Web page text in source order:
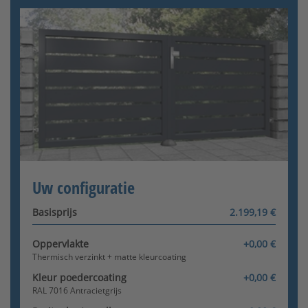
DIN links buiten
[+215,15 €]
Berichten - Berichten
Asymmetrisch
Gelieve de configuratie te vervolledigen
Uw configuratie
Basisprijs 2.199,19 €
Oppervlakte +0,00 €
Thermisch verzinkt + matte kleurcoating
Kleur poedercoating +0,00 €
RAL 7016 Antracietgrijs
Configurator wordt geladen